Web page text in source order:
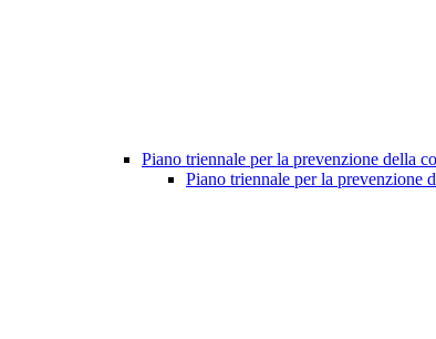
Piano triennale per la prevenzione della
Piano triennale per la prevenzione